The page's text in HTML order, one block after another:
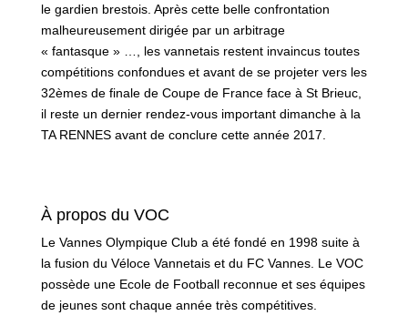
le gardien brestois. Après cette belle confrontation
malheureusement dirigée par un arbitrage
« fantasque » …, les vannetais restent invaincus toutes
compétitions confondues et avant de se projeter vers les
32èmes de finale de Coupe de France face à St Brieuc,
il reste un dernier rendez-vous important dimanche à la
TA RENNES avant de conclure cette année 2017.
À propos du VOC
Le Vannes Olympique Club a été fondé en 1998 suite à
la fusion du Véloce Vannetais et du FC Vannes. Le VOC
possède une Ecole de Football reconnue et ses équipes
de jeunes sont chaque année très compétitives.